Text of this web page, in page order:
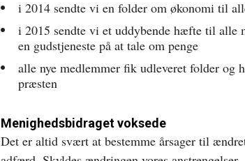
i 2014 sendte vi en folder om økonomi til
i 2015 sendte vi et uddybende hæfte til alle
en gudstjeneste på at tale om penge
alle nye medlemmer fik udleveret folder og
præsten
Menighedsbidraget voksede
Det er altid svært at bestemme årsager til